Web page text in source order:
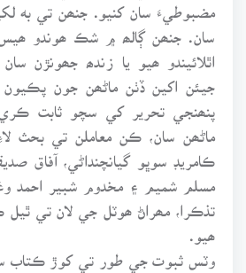
مضبوطيءَ سان کنيو. جنھن تي به
سان. جنھن ڳالھ ۾ شڪ ھوندو
اٿلائيندو ھيو يا زندھ جھونڙن
جيئن اکين ڏٺن ماڻھن جون
پنھنجي تحرير کي سچو ثابت
ماڻھن سان، ڪن معاملن تي بحث
ڪامريڊ سوڀو گيانچنداڻي، آفاق
مسلم شميم ۽ مخدوم شبير احمد
تذڪرا، مھراڻ ھوٽل جي لان تي
وٽس ثبوت جي طور تي کوڙ ڪتاب